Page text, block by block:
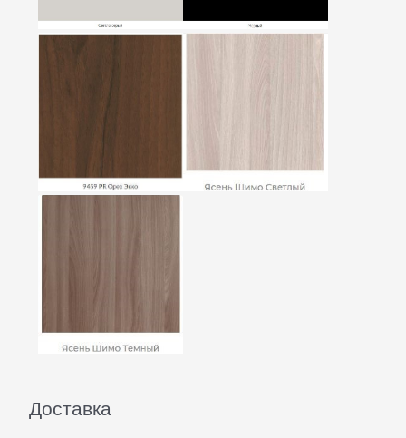
Доставка